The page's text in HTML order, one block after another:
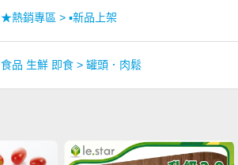
★熱銷專區 > ▪︎新品上架
食品 生鮮 即食 > 罐頭．肉鬆